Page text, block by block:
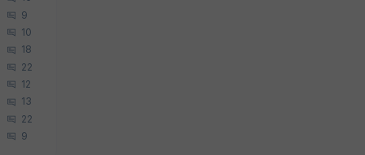
9
10
18
22
12
13
22
9